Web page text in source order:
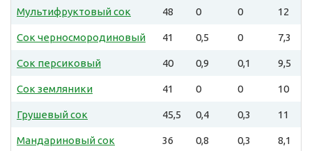
Мультифруктовый сок 48 0 0 12
Сок черносмородиновый 41 0,5 0 7,3
Сок персиковый 40 0,9 0,1 9,5
Сок земляники 41 0 0 10
Грушевый сок 45,5 0,4 0,3 11
Мандариновый сок 36 0,8 0,3 8,1